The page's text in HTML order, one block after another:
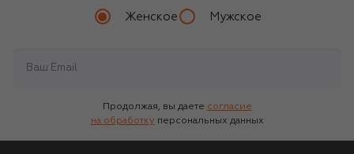
Женское Мужское
Продолжая, вы даете согласие
на обработку персональных данных